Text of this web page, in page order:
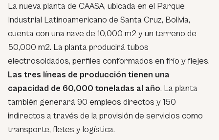
La nueva planta de CAASA, ubicada en el Parque
Industrial Latinoamericano de Santa Cruz, Bolivia,
cuenta con una nave de 10,000 m2 y un terreno de
50,000 m2. La planta producirá tubos
electrosoldados, perfiles conformados en frío y flejes.
Las tres líneas de producción tienen una
capacidad de 60,000 toneladas al año. La planta
también generará 90 empleos directos y 150
indirectos a través de la provisión de servicios como
transporte, fletes y logística.